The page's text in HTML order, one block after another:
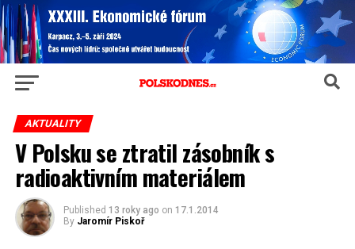
AKTUALITY
V Polsku se ztratil zásobník s
radioaktivním materiálem
Published 13 roky ago on 17.1.2014
By Jaromír Piskoř